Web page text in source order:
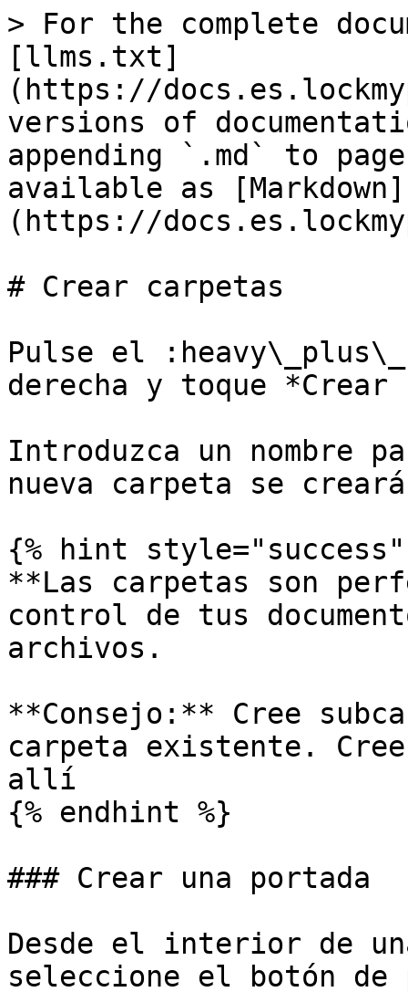
> For the complete
[llms.txt]
(https://
versions of
appending `.md` to
available as [Markdown]
(https://
# Crear carpetas
Pulse el
derecha y toque
Introduzca un nombre
nueva carpeta se
{% hint style="success"
**Las carpetas son
control de tus
archivos.
**Consejo:** Cree
carpeta existente. Cree
allí
{% endhint %}
### Crear una portada
Desde el interior de
seleccione el botón de